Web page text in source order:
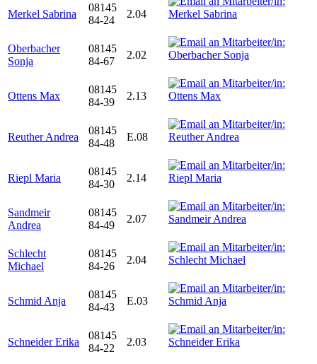
Merkel Sabrina
08145
84-24
2.04
Oberbacher
Sonja
08145
84-67
2.02
Ottens Max
08145
84-39
2.13
Reuther Andrea
08145
84-48
E.08
Riepl Maria
08145
84-30
2.14
Sandmeir
Andrea
08145
84-49
2.07
Schlecht
Michael
08145
84-26
2.04
Schmid Anja
08145
84-43
E.03
Schneider Erika
08145
84-22
2.03